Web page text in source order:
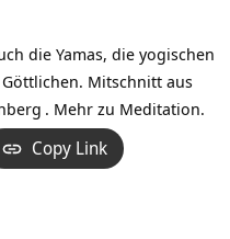
die Yamas, die yogischen
Mitschnitt aus
. Mehr zu Meditation.
Copy Link